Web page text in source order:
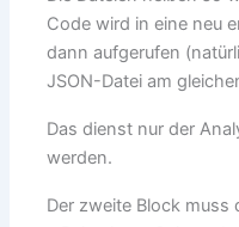
Code wird in eine neu
dann aufgerufen
JSON-Datei am
Das dienst nur der
werden.
Der zweite Block muss